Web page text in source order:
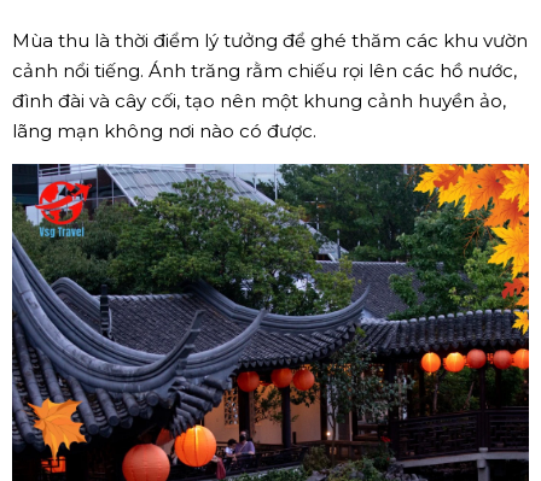
Mùa thu là thời điểm lý tưởng để ghé thăm các khu vườn
cảnh nổi tiếng. Ánh trăng rằm chiếu rọi lên các hồ nước,
đình đài và cây cối, tạo nên một khung cảnh huyền ảo,
lãng mạn không nơi nào có được.